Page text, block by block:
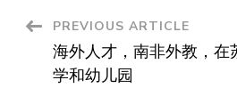
Post
Navigation
PREVIOUS ARTICLE
海外人才，南非外教，在
学和幼儿园